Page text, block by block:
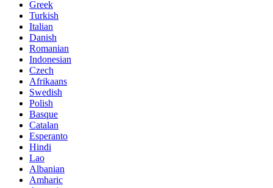
Greek
Turkish
Italian
Danish
Romanian
Indonesian
Czech
Afrikaans
Swedish
Polish
Basque
Catalan
Esperanto
Hindi
Lao
Albanian
Amharic